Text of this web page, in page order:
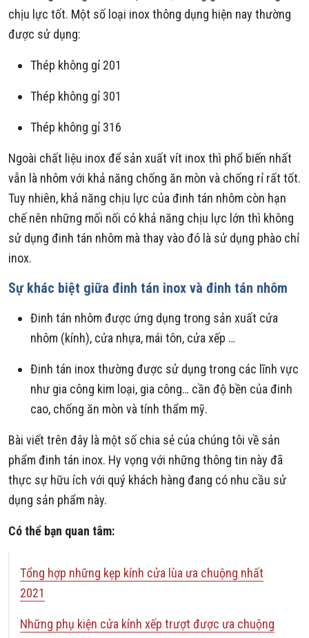
chịu lực tốt. Một số loại inox thông dụng hiện nay thường
được sử dụng:
Thép không gỉ 201
Thép không gỉ 301
Thép không gỉ 316
Ngoài chất liệu inox để sản xuất vít inox thì phổ biến nhất
vẫn là nhôm với khả năng chống ăn mòn và chống rỉ rất tốt.
Tuy nhiên, khả năng chịu lực của đinh tán nhôm còn hạn
chế nên những mối nối có khả năng chịu lực lớn thì không
sử dụng đinh tán nhôm mà thay vào đó là sử dụng phào chỉ
inox.
Sự khác biệt giữa đinh tán inox và đinh tán nhôm
Đinh tán nhôm được ứng dụng trong sản xuất cửa
nhôm (kính), cửa nhựa, mái tôn, cửa xếp …
Đinh tán inox thường được sử dụng trong các lĩnh vực
như gia công kim loại, gia công… cần độ bền của đinh
cao, chống ăn mòn và tính thẩm mỹ.
Bài viết trên đây là một số chia sẻ của chúng tôi về sản
phẩm đinh tán inox. Hy vọng với những thông tin này đã
thực sự hữu ích với quý khách hàng đang có nhu cầu sử
dụng sản phẩm này.
Có thể bạn quan tâm:
Tổng hợp những kẹp kính cửa lùa ưa chuộng nhất
2021
Những phụ kiện cửa kính xếp trượt được ưa chuộng